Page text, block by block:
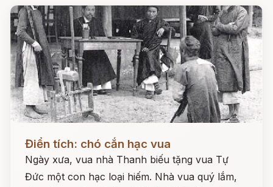
Đọc ngay
Điển tích: chó cắn hạc vua
Ngày xưa, vua nhà Thanh biếu tặng vua Tự
Đức một con hạc loại hiếm. Nhà vua quý lắm,